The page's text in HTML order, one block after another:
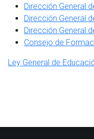
Dirección General
Dirección General
Dirección General
Consejo de
Ley General de